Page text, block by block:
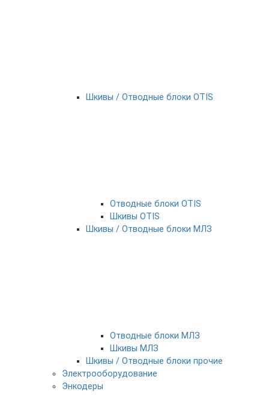
Шкивы / Отводные блоки OTIS
Отводные блоки OTIS
Шкивы OTIS
Шкивы / Отводные блоки МЛЗ
Отводные блоки МЛЗ
Шкивы МЛЗ
Шкивы / Отводные блоки прочие
Электрооборудование
Энкодеры